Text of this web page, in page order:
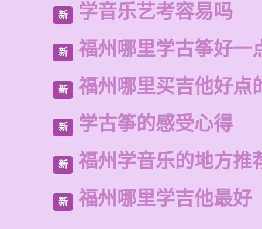
新 学音乐艺考容易吗
新 福州哪里学古筝好一
新 福州哪里买吉他好点
新 学古筝的感受心得
新 福州学音乐的地方推
新 福州哪里学吉他最好